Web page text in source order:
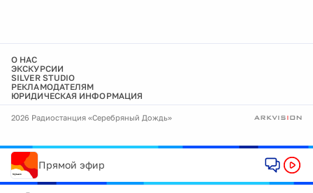
О НАС
ЭКСКУРСИИ
SILVER STUDIO
РЕКЛАМОДАТЕЛЯМ
ЮРИДИЧЕСКАЯ ИНФОРМАЦИЯ
2026 Радиостанция «Серебряный Дождь»
Прямой эфир